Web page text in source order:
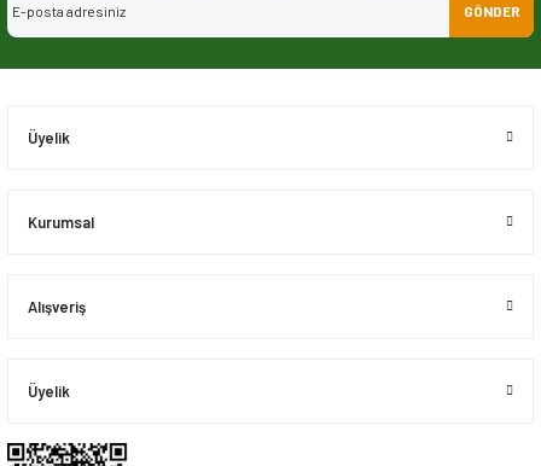
Ürün resmi kalitesiz, bozuk veya görüntülenemiyor.
GÖNDER
Üyelik
Kurumsal
Alışveriş
Üyelik